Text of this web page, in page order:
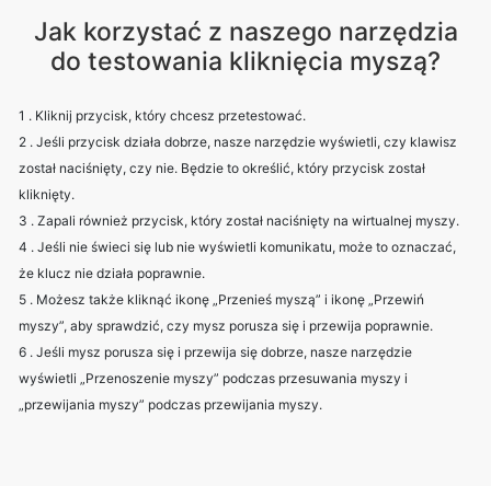
Jak korzystać z naszego narzędzia
do testowania kliknięcia myszą?
1 . Kliknij przycisk, który chcesz przetestować.
2 . Jeśli przycisk działa dobrze, nasze narzędzie wyświetli, czy klawisz
został naciśnięty, czy nie. Będzie to określić, który przycisk został
kliknięty.
3 . Zapali również przycisk, który został naciśnięty na wirtualnej myszy.
4 . Jeśli nie świeci się lub nie wyświetli komunikatu, może to oznaczać,
że klucz nie działa poprawnie.
5 . Możesz także kliknąć ikonę „Przenieś myszą” i ikonę „Przewiń
myszy”, aby sprawdzić, czy mysz porusza się i przewija poprawnie.
6 . Jeśli mysz porusza się i przewija się dobrze, nasze narzędzie
wyświetli „Przenoszenie myszy” podczas przesuwania myszy i
„przewijania myszy” podczas przewijania myszy.